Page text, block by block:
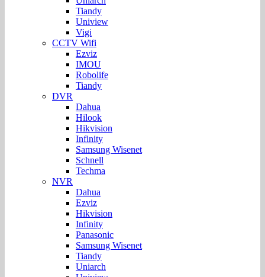
Tiandy
Uniview
Vigi
CCTV Wifi
Ezviz
IMOU
Robolife
Tiandy
DVR
Dahua
Hilook
Hikvision
Infinity
Samsung Wisenet
Schnell
Techma
NVR
Dahua
Ezviz
Hikvision
Infinity
Panasonic
Samsung Wisenet
Tiandy
Uniarch